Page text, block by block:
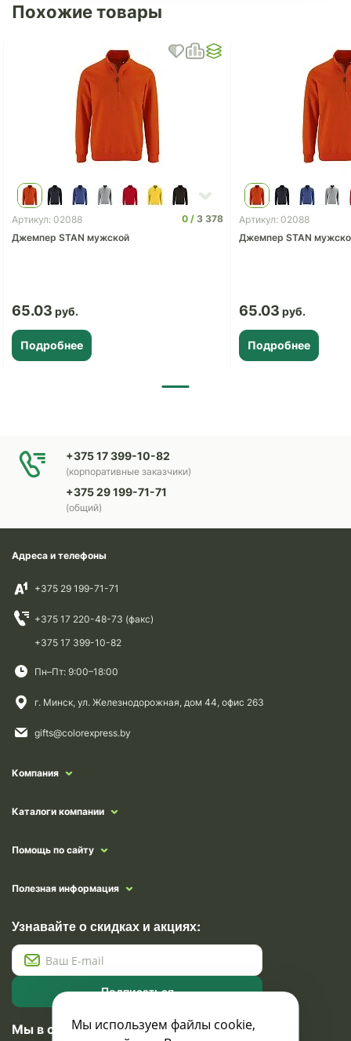
Похожие товары
Артикул: 02088 0
3 378
Джемпер STAN мужской
65.03
Подробнее
Артикул: 02088
Джемпер STAN
65.03
Подробнее
+375 17 399-10-82
(корпоративные заказчики)
+375 29 199-71-71
(общий)
Адреса и телефоны
+375 29 199-71-71
+375 17 220-48-73 (факс)
+375 17 399-10-82
Пн–Пт: 9:00–18:00
г. Минск, ул. Железнодорожная, дом 44, офис 263
gifts@colorexpress.by
Компания
Каталоги компании
Помощь по сайту
Полезная информация
Узнавайте о скидках и акциях:
Подписаться
Мы в социальных сетях
Мы используем файлы cookie,